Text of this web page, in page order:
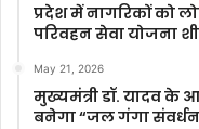
प्रदेश में नागरिकों को
परिवहन सेवा योजना
May 21, 2026
मुख्यमंत्री डॉ. यादव के
बनेगा “जल गंगा